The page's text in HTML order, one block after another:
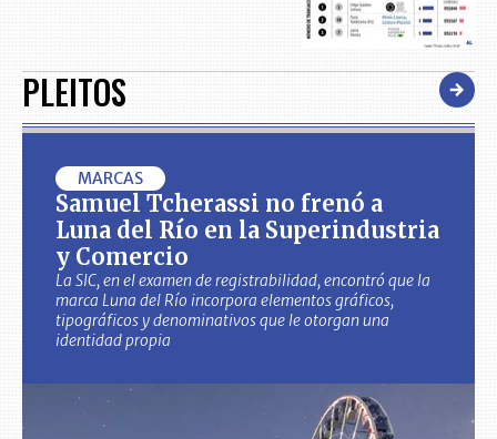
PLEITOS
MARCAS
Samuel Tcherassi no frenó a
Luna del Río en la Superindustria
y Comercio
La SIC, en el examen de registrabilidad, encontró que la
marca Luna del Río incorpora elementos gráficos,
tipográficos y denominativos que le otorgan una
identidad propia